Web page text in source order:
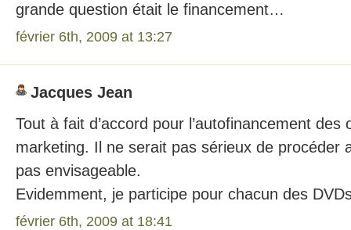
grande question était le financement…
février 6th, 2009 at 13:27
Jacques Jean
Tout à fait d’accord pour l’autofinancement des
marketing. Il ne serait pas sérieux de procéder
pas envisageable.
Evidemment, je participe pour chacun des
février 6th, 2009 at 18:41